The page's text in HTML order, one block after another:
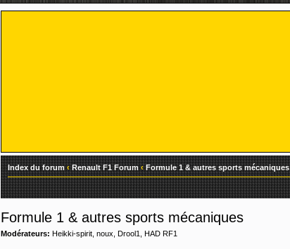
Index du forum ‹ Renault F1 Forum ‹ Formule 1 & autres sports mécaniques
Formule 1 & autres sports mécaniques
Modérateurs: Heikki-spirit noux Drool1 HAD RF1